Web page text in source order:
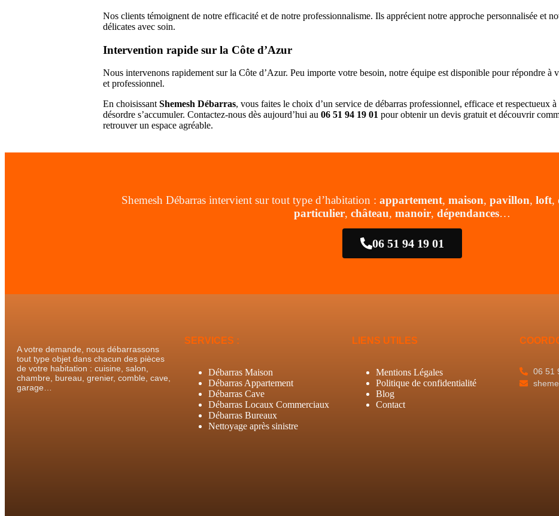
Nos clients témoignent de notre efficacité et de notre professionnalisme. Ils apprécient notre approche personnalisée et
délicates avec soin.
Intervention rapide sur la Côte d’Azur
Nous intervenons rapidement sur la Côte d’Azur. Peu importe votre besoin, notre équipe est disponible pour répondre à
et professionnel.
En choisissant Shemesh Débarras, vous faites le choix d’un service de débarras professionnel, efficace et respectueux
désordre s’accumuler. Contactez-nous dès aujourd’hui au 06 51 94 19 01 pour obtenir un devis gratuit et découvrir
retrouver un espace agréable.
Shemesh Débarras intervient sur tout type d’habitation : appartement, maison, pavillon, loft,
particulier, château, manoir, dépendances…
06 51 94 19 01
A votre demande, nous débarrassons
tout type objet dans chacun des pièces
de votre habitation : cuisine, salon,
chambre, bureau, grenier, comble, cave,
garage…
SERVICES :
Débarras Maison
Débarras Appartement
Débarras Cave
Débarras Locaux Commerciaux
Débarras Bureaux
Nettoyage après sinistre
LIENS UTILES
Mentions Légales
Politique de confidentialité
Blog
Contact
06 51